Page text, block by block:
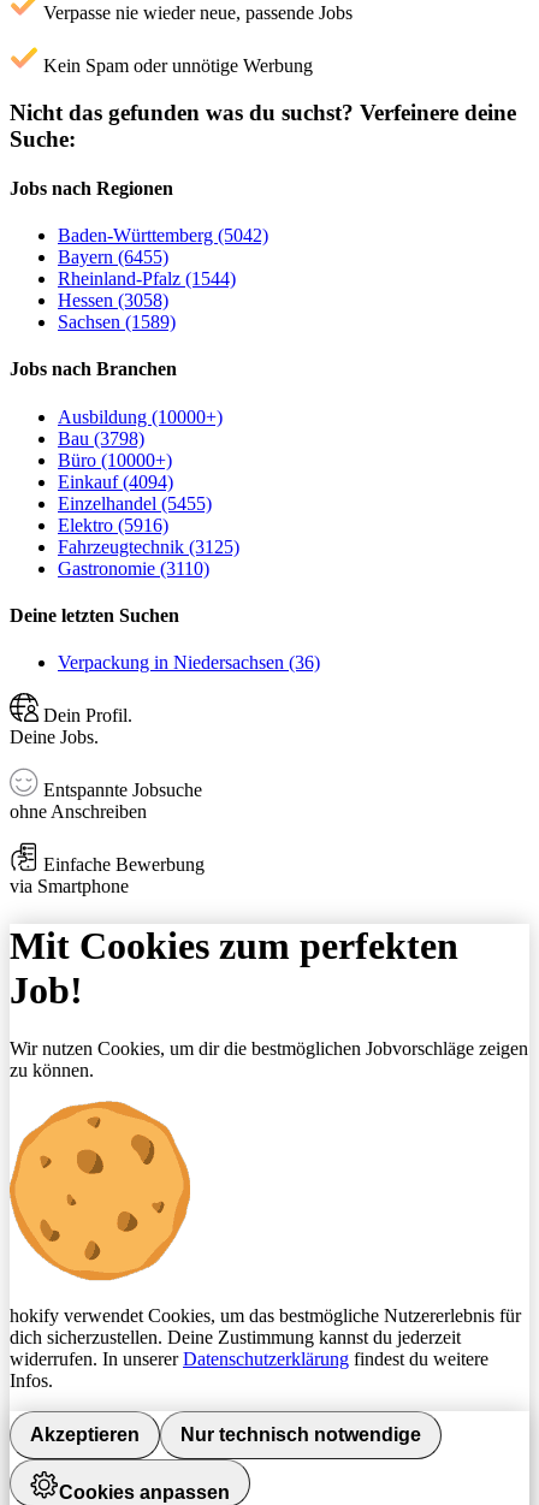
Verpasse nie wieder neue, passende Jobs
Kein Spam oder unnötige Werbung
Nicht das gefunden was du suchst? Verfeinere deine
Suche:
Jobs nach Regionen
Baden-Württemberg (5042)
Bayern (6455)
Rheinland-Pfalz (1544)
Hessen (3058)
Sachsen (1589)
Jobs nach Branchen
Ausbildung (10000+)
Bau (3798)
Büro (10000+)
Einkauf (4094)
Einzelhandel (5455)
Elektro (5916)
Fahrzeugtechnik (3125)
Gastronomie (3110)
Deine letzten Suchen
Verpackung in Niedersachsen (36)
Dein Profil.
Deine Jobs.
Entspannte Jobsuche
ohne Anschreiben
Einfache Bewerbung
via Smartphone
Mit Cookies zum perfekten
Job!
Wir nutzen Cookies, um dir die bestmöglichen Jobvorschläge zeigen
zu können.
hokify verwendet Cookies, um das bestmögliche Nutzererlebnis für
dich sicherzustellen. Deine Zustimmung kannst du jederzeit
widerrufen. In unsererDatenschutzerklärung findest du weitere
Infos.
Akzeptieren Nur technisch notwendige
Cookies anpassen